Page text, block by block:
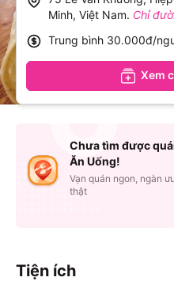
Tiện ích
Minh, Việt Nam. Chỉ
Trung bình 30.000đ/
Xem
Chưa tìm được
Ăn Uống!
Vạn quán ngon, ngàn
thật